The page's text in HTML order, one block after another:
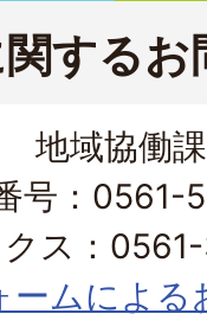
する
地域協働課
号：0561-
クス：
ームによる